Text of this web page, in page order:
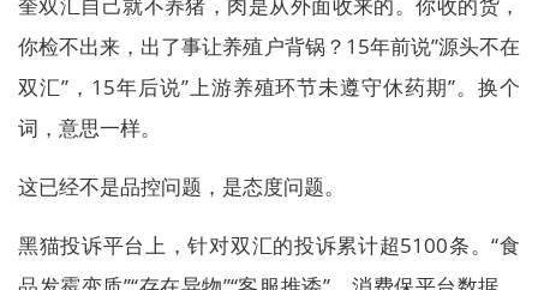
你检不出来，出了事让养殖户背锅？15年前说”源头不在
双汇”，15年后说”上游养殖环节未遵守休药期”。换个
词，意思一样。
这已经不是品控问题，是态度问题。
黑猫投诉平台上，针对双汇的投诉累计超5100条。“食